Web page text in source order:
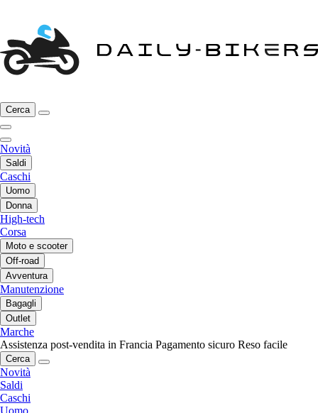
Cerca
Novità
Saldi
Caschi
Uomo
Donna
High-tech
Corsa
Moto e scooter
Off-road
Avventura
Manutenzione
Bagagli
Outlet
Marche
Assistenza post-vendita in Francia Pagamento sicuro Reso facile
Cerca
Novità
Saldi
Caschi
Uomo